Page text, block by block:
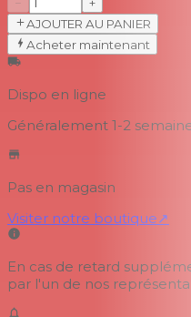
AJOUTER AU PANIER
Acheter maintenant
Dispo en ligne
Généralement 1-2
Pas en magasin
Visiter notre boutique↗
En cas de retard
par l'un de nos